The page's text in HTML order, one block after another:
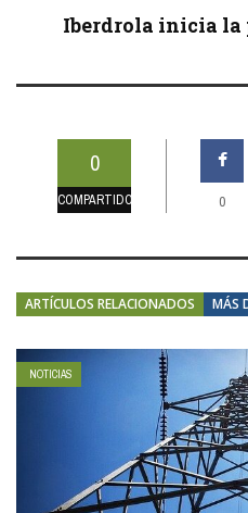
Iberdrola inicia la
0
COMPARTIDOS 0
ARTÍCULOS RELACIONADOS MÁS
NOTICIAS